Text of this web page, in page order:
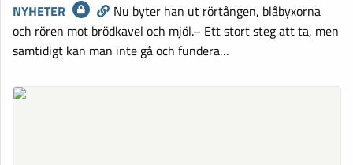
NYHETER
Nu byter han ut rörtången, blåbyxorna
och rören mot brödkavel och mjöl.– Ett stort steg att ta, men
samtidigt kan man inte gå och fundera…